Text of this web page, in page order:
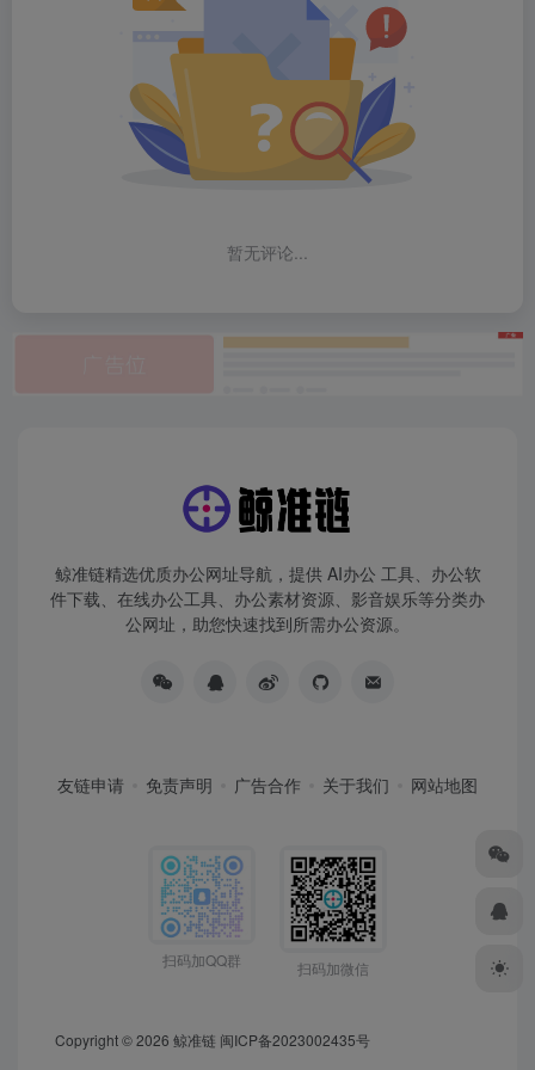
暂无评论...
鲸准链精选优质办公网址导航，提供 AI办公 工具、办公软
件下载、在线办公工具、办公素材资源、影音娱乐等分类办
公网址，助您快速找到所需办公资源。
友链申请 免责声明 广告合作 关于我们 网站地图
扫码加QQ群 扫码加微信
Copyright © 2026 鲸准链 闽ICP备2023002435号